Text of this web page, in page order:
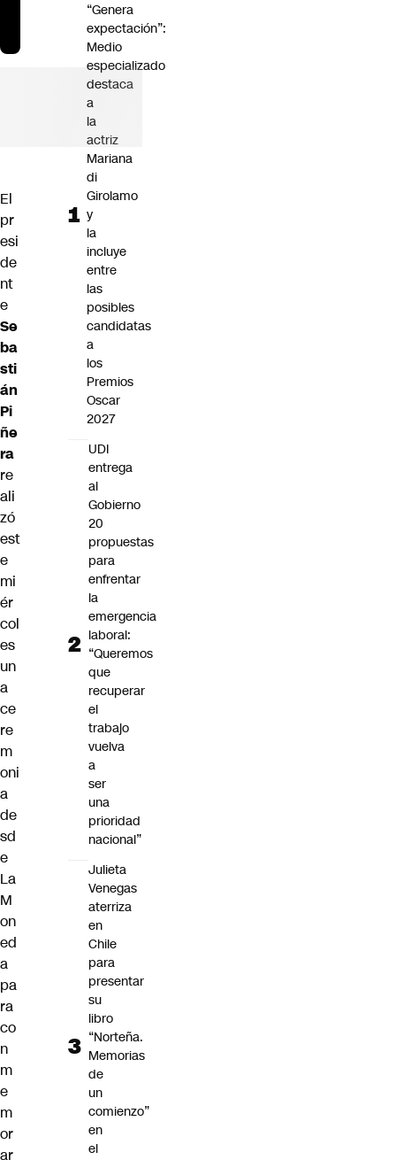
El
pr
esi
de
nt
e
Se
ba
sti
án
Pi
ñe
ra
re
ali
zó
est
e
mi
ér
col
es
un
a
ce
re
m
oni
a
de
sd
e
La
M
on
ed
a
pa
ra
co
n
m
e
m
or
ar
“Genera
expectación”:
Medio
especializado
destaca
a
la
actriz
Mariana
di
Girolamo
y
la
incluye
entre
las
posibles
candidatas
a
los
Premios
Oscar
2027
UDI
entrega
al
Gobierno
20
propuestas
para
enfrentar
la
emergencia
laboral:
“Queremos
que
recuperar
el
trabajo
vuelva
a
ser
una
prioridad
nacional”
Julieta
Venegas
aterriza
en
Chile
para
presentar
su
libro
“Norteña.
Memorias
de
un
comienzo”
en
el